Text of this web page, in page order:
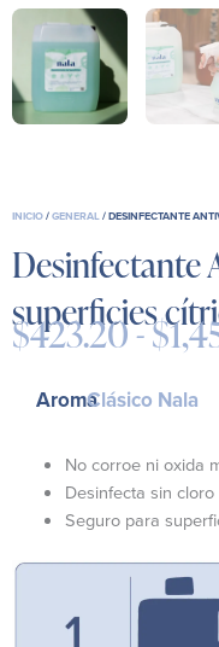
INICIO/GENERAL / DESINFECTANTE
Desinfectante
superficies
$423.20-$
AromaClásico Nala
No corroe ni oxida
Desinfecta sin cloro
Seguro para